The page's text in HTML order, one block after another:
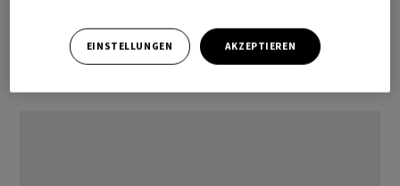
aus charttechnischer Sicht wichtig, dass der SMI sein
Hoch vom März 2025 bei 13'199 Punkten halte, heisst es
EINSTELLUNGEN AKZEPTIEREN